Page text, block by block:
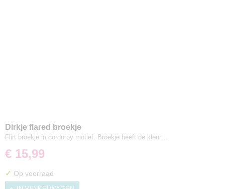
Dirkje flared broekje
Flirt broekje in corduroy motief. Broekje heeft de kleur…
€ 15,99
✓ Op voorraad